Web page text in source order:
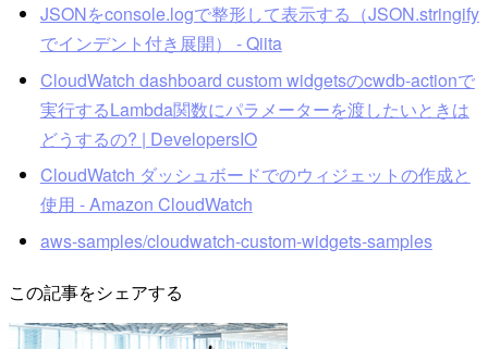
JSONをconsole.logで整形して表示する（JSON.stringify
でインデント付き展開） - Qiita
CloudWatch dashboard custom widgetsのcwdb-actionで
実行するLambda関数にパラメーターを渡したいときは
どうするの? | DevelopersIO
CloudWatch ダッシュボードでのウィジェットの作成と
使用 - Amazon CloudWatch
aws-samples/cloudwatch-custom-widgets-samples
この記事をシェアする